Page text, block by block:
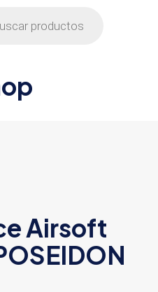
Airsoft